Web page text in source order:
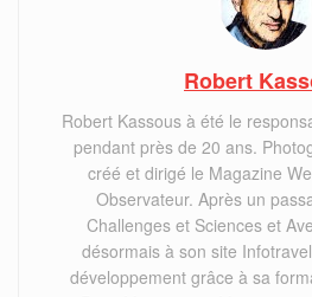
Robert
Robert Kassous à été le
pendant près de 20 ans.
créé et dirigé le Magazine
Observateur. Après un
Challenges et Sciences et
désormais à son site
développement grâce à sa